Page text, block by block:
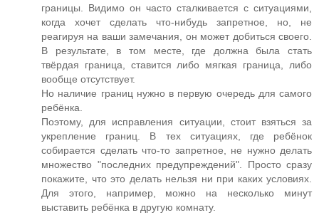
границы. Видимо он часто сталкивается с ситуациями,
когда хочет сделать что-нибудь запретное, но, не
реагируя на ваши замечания, он может добиться своего.
В результате, в том месте, где должна была стать
твёрдая граница, ставится либо мягкая граница, либо
вообще отсутствует.
Но наличие границ нужно в первую очередь для самого
ребёнка.
Поэтому, для исправления ситуации, стоит взяться за
укрепление границ. В тех ситуациях, где ребёнок
собирается сделать что-то запретное, не нужно делать
множество "последних предупреждений". Просто сразу
покажите, что это делать нельзя ни при каких условиях.
Для этого, например, можно на несколько минут
выставить ребёнка в другую комнату.